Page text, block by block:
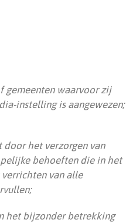
gemeenten waarvoor zij
instelling is aangewezen;
het verzorgen van
behoeften die in het
van alle
het bijzonder betrekking